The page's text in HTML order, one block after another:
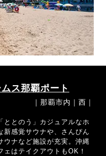
ス那覇ポート
｜那覇市内｜西｜
ととのう」カジュアルなホ
新感覚サウナや、さんぴん
ウナなど施設が充実。沖縄
はテイクアウトもOK！